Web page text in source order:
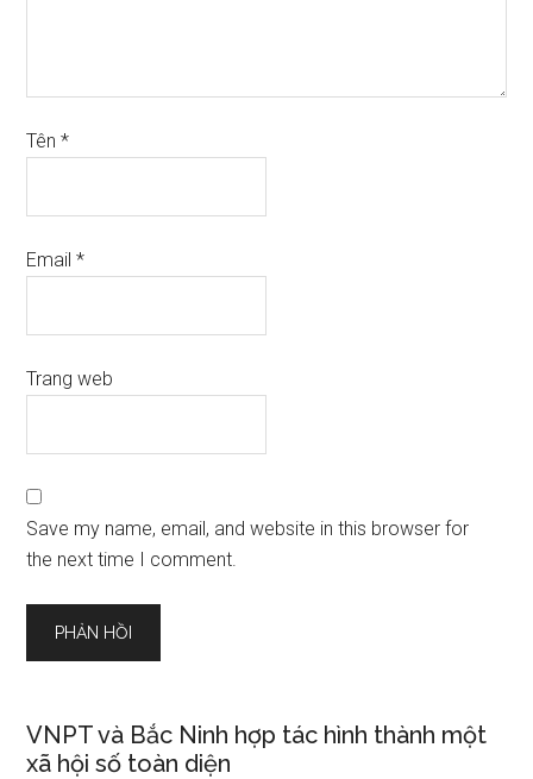
Tên*
Email*
Trang web
Save my name, email, and website in this browser for
the next time I comment.
VNPT và Bắc Ninh hợp tác hình thành một
xã hội số toàn diện